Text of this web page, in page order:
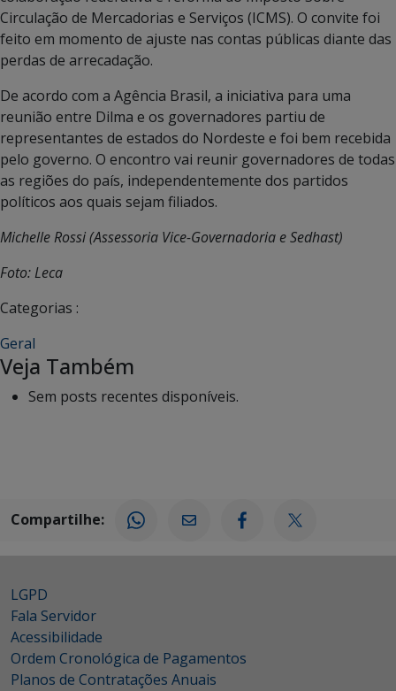
Circulação de Mercadorias e Serviços (ICMS). O convite foi
feito em momento de ajuste nas contas públicas diante das
perdas de arrecadação.
De acordo com a Agência Brasil, a iniciativa para uma
reunião entre Dilma e os governadores partiu de
representantes de estados do Nordeste e foi bem recebida
pelo governo. O encontro vai reunir governadores de todas
as regiões do país, independentemente dos partidos
políticos aos quais sejam filiados.
Michelle Rossi (Assessoria Vice-Governadoria e Sedhast)
Foto: Leca
Categorias :
Geral
Veja Também
Sem posts recentes disponíveis.
Compartilhe:
LGPD
Fala Servidor
Acessibilidade
Ordem Cronológica de Pagamentos
Planos de Contratações Anuais